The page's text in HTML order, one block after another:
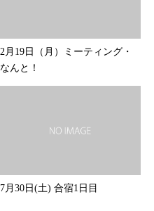
2月19日（月）ミーティング・
なんと！
7月30日(土) 合宿1日目